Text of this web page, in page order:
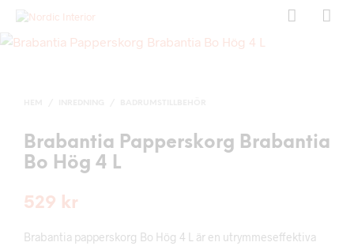
Brabantia Papperskorg Brabantia
Bo Hög 4 L
529 kr
Brabantia papperskorg Bo Hög 4 L är en utrymmeseffektiva